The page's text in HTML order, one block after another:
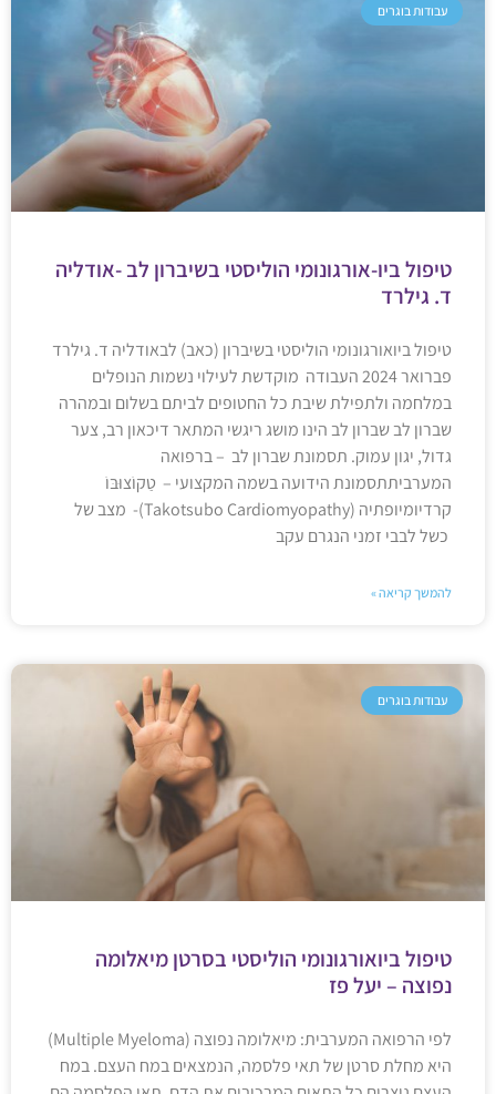
עבודות בוגרים
טיפול ביו-אורגונומי הוליסטי בשיברון לב -אודליה
ד. גילרד
טיפול ביואורגונומי הוליסטי בשיברון (כאב) לבאודליה ד. גילרד
פברואר 2024 העבודה מוקדשת לעילוי נשמות הנופלים
במלחמה ולתפילת שיבת כל החטופים לביתם בשלום ובמהרה
שברון לב שברון לב הינו מושג ריגשי המתאר דיכאון רב, צער
גדול, יגון עמוק. תסמונת שברון לב – ברפואה
המערביתתסמונת הידועה בשמה המקצועי – טַקוֹצוּבּוֹ
קרדיומיופתיה (Takotsubo Cardiomyopathy)- מצב של
כשל לבבי זמני הנגרם עקב
להמשך קריאה »
עבודות בוגרים
טיפול ביואורגונומי הוליסטי בסרטן מיאלומה
נפוצה – יעל פז
לפי הרפואה המערבית: מיאלומה נפוצה (Multiple Myeloma)
היא מחלת סרטן של תאי פלסמה, הנמצאים במח העצם. במח